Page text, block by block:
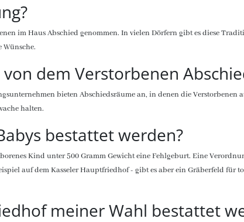
im Haus Abschied genommen. In vielen Dörfern gibt es diese
dem Verstorbenen
bieten Abschiedsräume an, in denen die
halten.
bestattet werden?
Kind unter 500 Gramm Gewicht eine Fehlgeburt. Eine
auf dem Kasseler Hauptfriedhof - gibt es aber ein Gräberfeld für
meiner Wahl bestattet